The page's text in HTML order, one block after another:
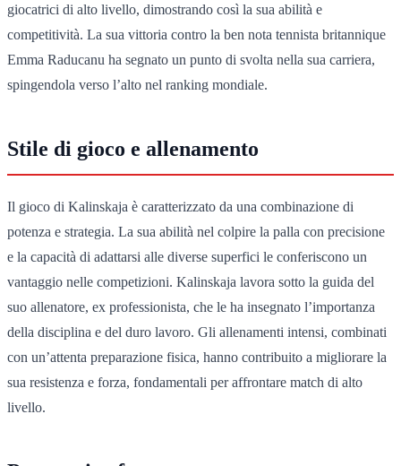
giocatrici di alto livello, dimostrando così la sua abilità e
competitività. La sua vittoria contro la ben nota tennista britannique
Emma Raducanu ha segnato un punto di svolta nella sua carriera,
spingendola verso l’alto nel ranking mondiale.
Stile di gioco e allenamento
Il gioco di Kalinskaja è caratterizzato da una combinazione di
potenza e strategia. La sua abilità nel colpire la palla con precisione
e la capacità di adattarsi alle diverse superfici le conferiscono un
vantaggio nelle competizioni. Kalinskaja lavora sotto la guida del
suo allenatore, ex professionista, che le ha insegnato l’importanza
della disciplina e del duro lavoro. Gli allenamenti intensi, combinati
con un’attenta preparazione fisica, hanno contribuito a migliorare la
sua resistenza e forza, fondamentali per affrontare match di alto
livello.